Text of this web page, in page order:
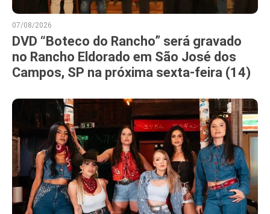
07/08/2026
DVD “Boteco do Rancho” será gravado
no Rancho Eldorado em São José dos
Campos, SP na próxima sexta-feira (14)